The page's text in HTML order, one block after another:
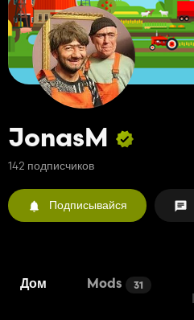
JonasM
142 подписчиков
Подписывайся
Дом Mods 31